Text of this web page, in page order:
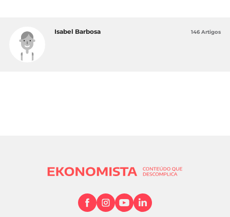
Isabel Barbosa 146 Artigos